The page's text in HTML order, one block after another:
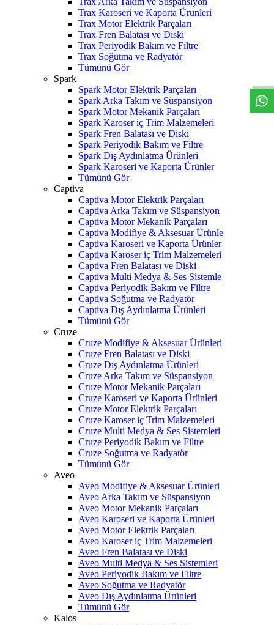
Trax Karoseri ve Kaporta Ürünleri
Trax Motor Elektrik Parçaları
Trax Fren Balatası ve Diski
Trax Periyodik Bakım ve Filtre
Trax Soğutma ve Radyatör
Tümünü Gör
Spark
Spark Motor Elektrik Parçaları
Spark Arka Takım ve Süspansiyon
Spark Motor Mekanik Parçaları
Spark Karoser iç Trim Malzemeleri
Spark Fren Balatası ve Diski
Spark Periyodik Bakım ve Filtre
Spark Dış Aydınlatma Ürünleri
Spark Karoseri ve Kaporta Ürünler
Tümünü Gör
Captiva
Captiva Motor Elektrik Parçaları
Captiva Arka Takım ve Süspansiyon
Captiva Motor Mekanik Parçaları
Captiva Modifiye & Aksesuar Ürünle
Captiva Karoseri ve Kaporta Ürünler
Captiva Karoser iç Trim Malzemeleri
Captiva Fren Balatası ve Diski
Captiva Multi Medya & Ses Sistemle
Captiva Periyodik Bakım ve Filtre
Captiva Soğutma ve Radyatör
Captiva Dış Aydınlatma Ürünleri
Tümünü Gör
Cruze
Cruze Modifiye & Aksesuar Ürünleri
Cruze Fren Balatası ve Diski
Cruze Dış Aydınlatma Ürünleri
Cruze Arka Takım ve Süspansiyon
Cruze Motor Mekanik Parçaları
Cruze Karoseri ve Kaporta Ürünleri
Cruze Motor Elektrik Parçaları
Cruze Karoser iç Trim Malzemeleri
Cruze Multi Medya & Ses Sistemleri
Cruze Periyodik Bakım ve Filtre
Cruze Soğutma ve Radyatör
Tümünü Gör
Aveo
Aveo Modifiye & Aksesuar Ürünleri
Aveo Arka Takım ve Süspansiyon
Aveo Motor Mekanik Parçaları
Aveo Karoseri ve Kaporta Ürünleri
Aveo Motor Elektrik Parçaları
Aveo Karoser iç Trim Malzemeleri
Aveo Fren Balatası ve Diski
Aveo Multi Medya & Ses Sistemleri
Aveo Periyodik Bakım ve Filtre
Aveo Soğutma ve Radyatör
Aveo Dış Aydınlatma Ürünleri
Tümünü Gör
Kalos